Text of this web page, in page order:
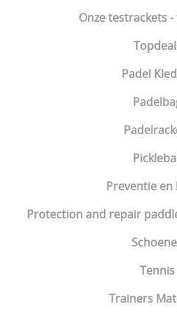
Onze testrackets
Padel
Preventie en
Protection and repair
Tennis
Trainers